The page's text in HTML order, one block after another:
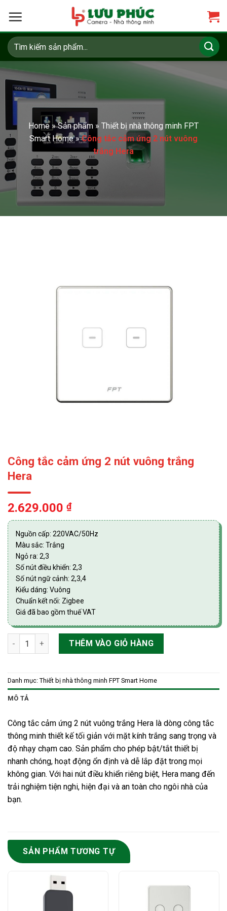
content
Tìm
kiếm:
Home»Sản phẩm » Thiết bị nhà thông minh FPT
Smart Home»Công tắc cảm ứng 2 nút vuông
trắng Hera
Công tắc cảm ứng 2 nút vuông trắng
Hera
2.629.000 ₫
Nguồn cấp: 220VAC/50Hz
Màu sắc: Trắng
Ngỏ ra: 2,3
Số nút điều khiển: 2,3
Số nút ngữ cảnh: 2,3,4
Kiểu dáng: Vuông
Chuẩn kết nối: Zigbee
Giá đã bao gồm thuế VAT
Công tắc cảm ứng 2 nút vuông trắng Hera số lượng
THÊM VÀO GIỎ HÀNG
Danh mục: Thiết bị nhà thông minh FPT Smart Home
MÔ TẢ
Công tắc cảm ứng 2 nút vuông trắng Hera là dòng công tắc
thông minh thiết kế tối giản với mặt kính trắng sang trọng và
độ nhạy chạm cao. Sản phẩm cho phép bật/tắt thiết bị
nhanh chóng, hoạt động ổn định và dễ lắp đặt trong mọi
không gian. Với hai nút điều khiển riêng biệt, Hera mang đến
trải nghiệm tiện nghi, hiện đại và an toàn cho ngôi nhà của
bạn.
SẢN PHẨM TƯƠNG TỰ